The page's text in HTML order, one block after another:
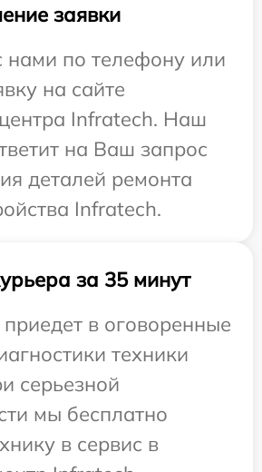
заявки
нами по телефону или
на сайте
Infratech. Наш
на Ваш запрос
деталей ремонта
Infratech.
за 35 минут
в оговоренные
техники
серьезной
мы бесплатно
в сервис в